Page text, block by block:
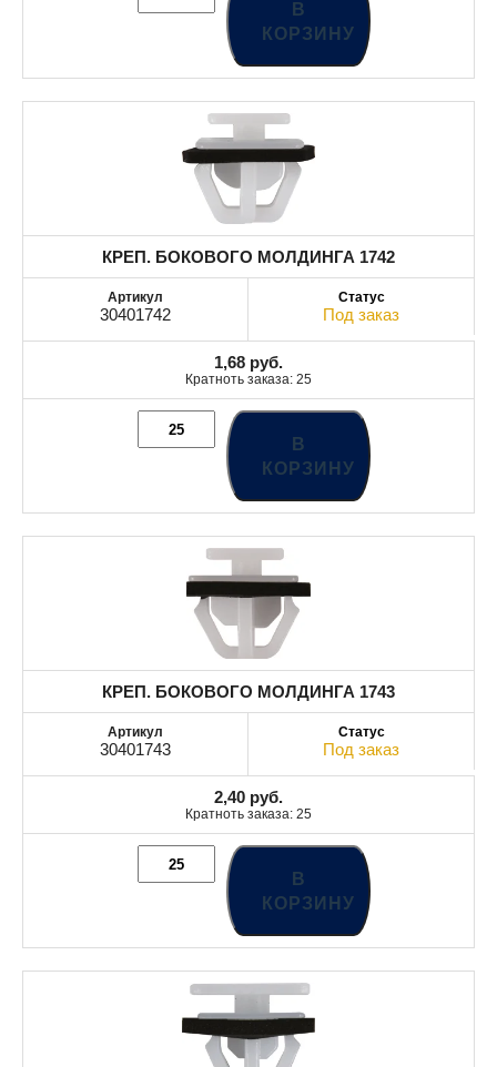
В
КОРЗИНУ
КРЕП. БОКОВОГО МОЛДИНГА 1742
30401742 Под заказ
1,68 руб.
Кратноть заказа: 25
В
КОРЗИНУ
КРЕП. БОКОВОГО МОЛДИНГА 1743
30401743 Под заказ
2,40 руб.
Кратноть заказа: 25
В
КОРЗИНУ